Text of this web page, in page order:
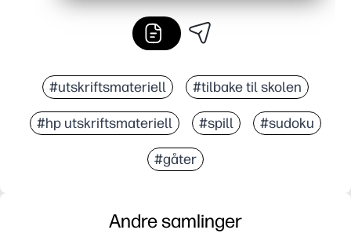
#utskriftsmateriell #tilbake til skolen
#hp utskriftsmateriell #spill #sudoku
#gåter
Andre samlinger